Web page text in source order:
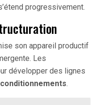
progressivement.
son appareil productif
Les
développer des lignes
.